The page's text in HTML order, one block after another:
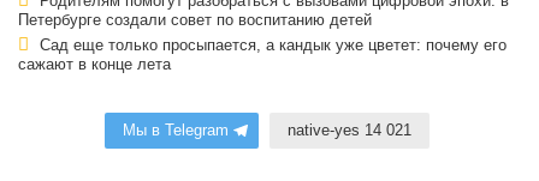
Петербурге создали совет по воспитанию детей
Сад еще только просыпается, а кандык уже цветет: почему его
сажают в конце лета
Мы в Telegram native-yes 14 021